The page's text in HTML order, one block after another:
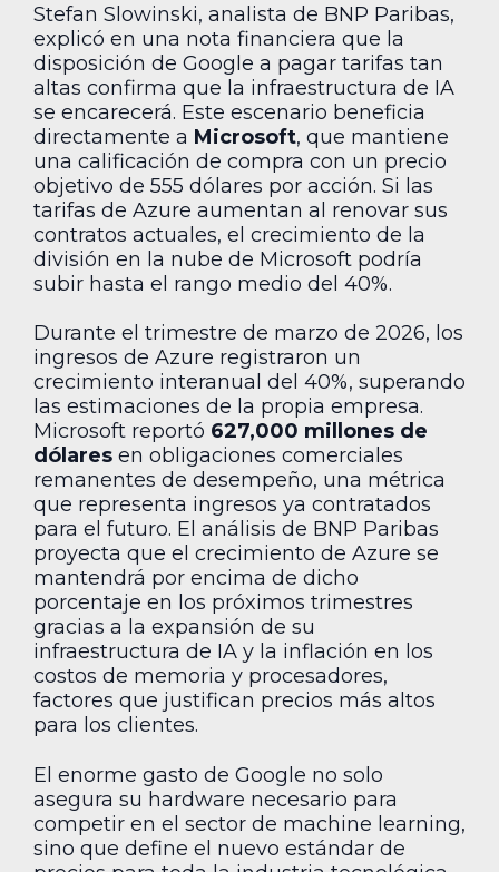
Stefan Slowinski, analista de BNP Paribas,
explicó en una nota financiera que la
disposición de Google a pagar tarifas tan
altas confirma que la infraestructura de IA
se encarecerá. Este escenario beneficia
directamente a Microsoft, que mantiene
una calificación de compra con un precio
objetivo de 555 dólares por acción. Si las
tarifas de Azure aumentan al renovar sus
contratos actuales, el crecimiento de la
división en la nube de Microsoft podría
subir hasta el rango medio del 40%.
Durante el trimestre de marzo de 2026, los
ingresos de Azure registraron un
crecimiento interanual del 40%, superando
las estimaciones de la propia empresa.
Microsoft reportó 627,000 millones de
dólares en obligaciones comerciales
remanentes de desempeño, una métrica
que representa ingresos ya contratados
para el futuro. El análisis de BNP Paribas
proyecta que el crecimiento de Azure se
mantendrá por encima de dicho
porcentaje en los próximos trimestres
gracias a la expansión de su
infraestructura de IA y la inflación en los
costos de memoria y procesadores,
factores que justifican precios más altos
para los clientes.
El enorme gasto de Google no solo
asegura su hardware necesario para
competir en el sector de machine learning,
sino que define el nuevo estándar de